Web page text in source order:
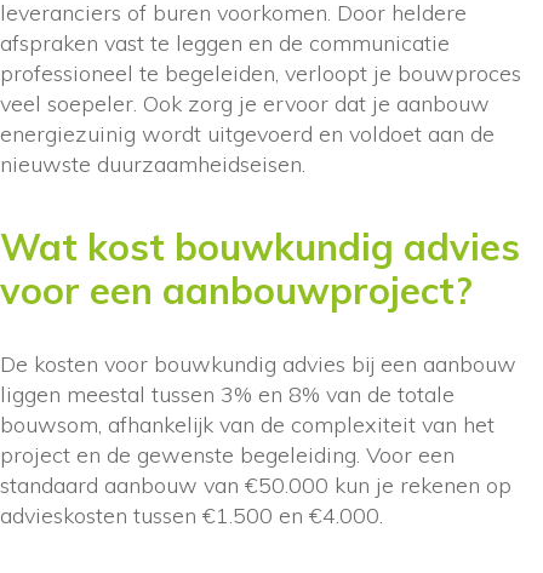
leveranciers of buren voorkomen. Door heldere
afspraken vast te leggen en de communicatie
professioneel te begeleiden, verloopt je bouwproces
veel soepeler. Ook zorg je ervoor dat je aanbouw
energiezuinig wordt uitgevoerd en voldoet aan de
nieuwste duurzaamheidseisen.
Wat kost bouwkundig advies
voor een aanbouwproject?
De kosten voor bouwkundig advies bij een aanbouw
liggen meestal tussen 3% en 8% van de totale
bouwsom, afhankelijk van de complexiteit van het
project en de gewenste begeleiding. Voor een
standaard aanbouw van €50.000 kun je rekenen op
advieskosten tussen €1.500 en €4.000.